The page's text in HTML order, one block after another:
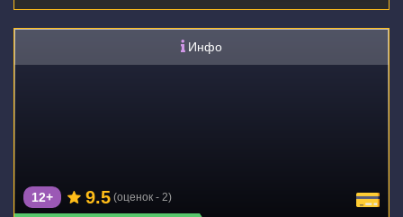
Инфо
12+ 9.5 (оценок - 2)